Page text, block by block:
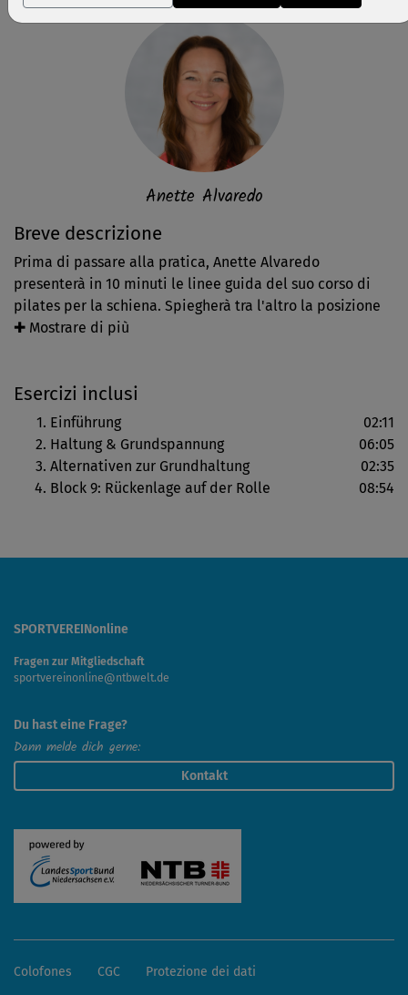
Breve descrizione
Prima di passare alla pratica, Anette Alvaredo
presenterà in 10 minuti le linee guida del suo corso di
pilates per la schiena. Spiegherà tra l'altro la posizione
di base da adottare e mostrerà come utilizzare
solleciteranno l'insieme della colonna verterbrale e
procureranno una gradevole sensazione di rilassamento.
Questi esercizi sono particolarmente efficaci per
prevenire i dolori dorsali più frequenti. Permettono
inoltre di alleviare le tensioni e di sciogliere i nodi
✚ Mostrare di più
Esercizi inclusi
Einführung
02:11
Haltung & Grundspannung
06:05
Alternativen zur Grundhaltung
02:35
Block 9: Rückenlage auf der Rolle
08:54
Anette Alvaredo
SPORTVEREINonline
Fragen zur Mitgliedschaft
sportvereinonline@ntbwelt.de
Du hast eine Frage?
Dann melde dich gerne:
Kontakt
Colofones CGC Protezione dei dati